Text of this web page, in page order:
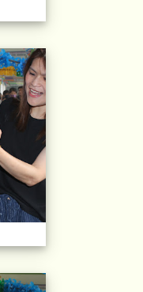
103屆國小畢典
103屆國小畢典